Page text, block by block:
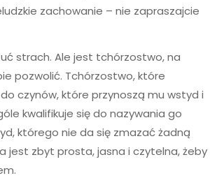
zachowanie – nie zapraszajcie
strach. Ale jest tchórzostwo, na
pozwolić. Tchórzostwo, które
czynów, które przynoszą mu wstyd i
kwalifikuje się do nazywania go
którego nie da się zmazać żadną
jest zbyt prosta, jasna i czytelna, żeby